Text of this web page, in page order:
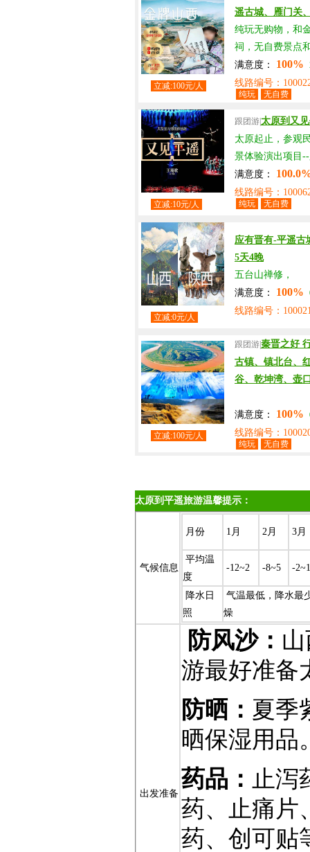
立减:100元/人
遥古城、雁门关
纯玩无购物，和
祠，无自费景点
满意度：
100%
线路编号：
纯玩 无自费
立减:10元/人
跟团游|太原到又
太原起止，参观
景体验演出项目
满意度：
线路编号：
纯玩 无自费
立减:0元/人
应有晋有-平遥古
5天4晚
五台山禅修，
满意度：
100%
线路编号：
立减:100元/人
跟团游|秦晋之好
古镇、镇北台、
谷、乾坤湾、壶
满意度： 100%
线路编号：
纯玩 无自费
太原到平遥旅游温馨提示：
气候信息
月份 1月 2月 3月
平均温
度
-12~2 -8~5 -
降水日
照
气温最低，降水最
燥
出发准备
防风沙：
游最好准备
防晒： 夏季
晒保湿用品
药品： 止泻
药、止痛片
药、创可贴